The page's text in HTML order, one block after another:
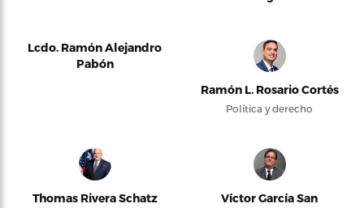
Lcdo. Ramón Alejandro
Pabón
Ramón L. Rosario Cortés
Política y derecho
Thomas Rivera Schatz
Víctor García San